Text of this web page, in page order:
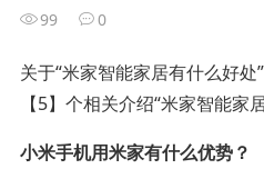
99
0
关于“米家智能家居有什么好
【5】个相关介绍“米家智能家
小米手机用米家有什么优势？